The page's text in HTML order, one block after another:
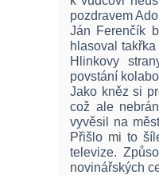
pozdravem
Ján Ferenčík
hlasoval
Hlinkovy
povstání
Jako kněz si
což ale
vyvěsil na
Přišlo mi to
televize.
novinářských